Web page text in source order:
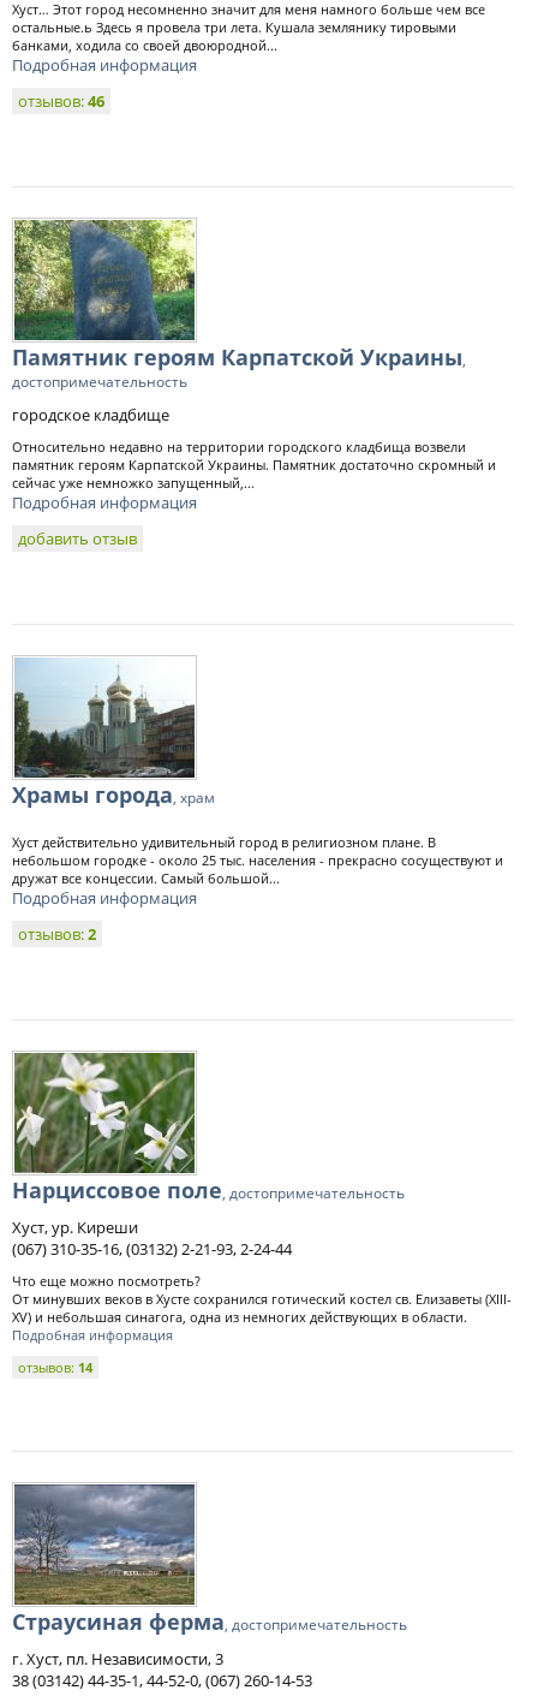
Хуст… Этот город несомненно значит для меня намного больше чем все
остальные.ь Здесь я провела три лета. Кушала землянику тировыми
банками, ходила со своей двоюродной...
Подробная информация
отзывов:46
Памятник героям Карпатской Украины,
достопримечательность
городское кладбище
Относительно недавно на территории городского кладбища возвели
памятник героям Карпатской Украины. Памятник достаточно скромный и
сейчас уже немножко запущенный,...
Подробная информация
добавить отзыв
Храмы города, храм
Хуст действительно удивительный город в религиозном плане. В
небольшом городке - около 25 тыс. населения - прекрасно сосуществуют и
дружат все концессии. Самый большой...
Подробная информация
отзывов:2
Нарциссовое поле, достопримечательность
Хуст, ур. Киреши
(067) 310-35-16, (03132) 2-21-93, 2-24-44
Что еще можно посмотреть?
От минувших веков в Хусте сохранился готический костел св. Елизаветы (ХІІІ-
XV) и небольшая синагога, одна из немногих действующих в области.
Подробная информация
отзывов: 14
Страусиная ферма, достопримечательность
г. Хуст, пл. Независимости, 3
38 (03142) 44-35-1, 44-52-0, (067) 260-14-53